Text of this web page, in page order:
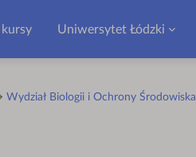
Uniwersytet Łódzki
Wydział Biologii i Ochrony Środowiska